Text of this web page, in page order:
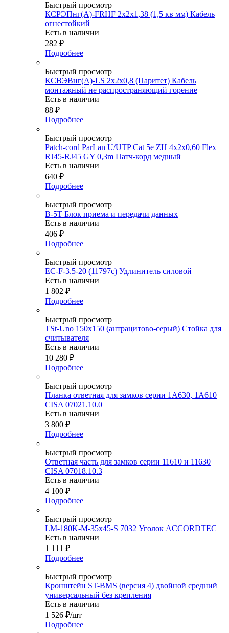
Быстрый просмотр
КСРЭПнг(А)-FRHF 2х2х1,38 (1,5 кв мм) Кабель
огнестойкий
Есть в наличии
282 ₽
Подробнее
Быстрый просмотр
КСВЭВнг(А)-LS 2х2х0,8 (Паритет) Кабель
монтажный не распространяющий горение
Есть в наличии
88 ₽
Подробнее
Быстрый просмотр
Patch-cord ParLan U/UTP Cat 5e ZH 4х2х0,60 Flex
RJ45-RJ45 GY 0,3m Патч-корд медный
Есть в наличии
640 ₽
Подробнее
Быстрый просмотр
B-5T Блок приема и передачи данных
Есть в наличии
406 ₽
Подробнее
Быстрый просмотр
EC-F-3.5-20 (11797c) Удлинитель силовой
Есть в наличии
1 802 ₽
Подробнее
Быстрый просмотр
TSt-Uno 150x150 (антрацитово-серый) Стойка для
считывателя
Есть в наличии
10 280 ₽
Подробнее
Быстрый просмотр
Планка ответная для замков серии 1A630, 1A610
CISA 07021.10.0
Есть в наличии
3 800 ₽
Подробнее
Быстрый просмотр
Ответная часть для замков серии 11610 и 11630
CISA 07018.10.3
Есть в наличии
4 100 ₽
Подробнее
Быстрый просмотр
LM-180K-M-35x45-S 7032 Уголок ACCORDTEC
Есть в наличии
1 111 ₽
Подробнее
Быстрый просмотр
Кронштейн ST-BMS (версия 4) двойной средний
универсальный без крепления
Есть в наличии
1 526 ₽/шт
Подробнее